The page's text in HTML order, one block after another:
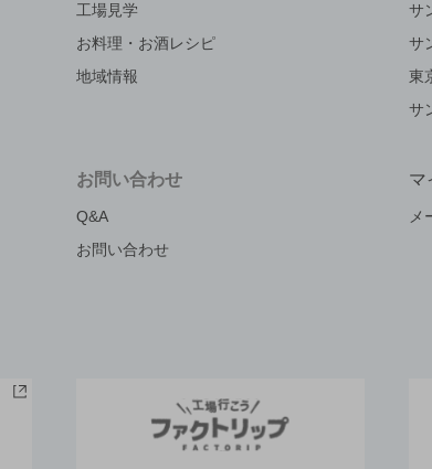
工場見学
お料理・お酒レシピ
地域情報
サ
サ
東
サ
お問い合わせ
Q&A
お問い合わせ
マ
メ